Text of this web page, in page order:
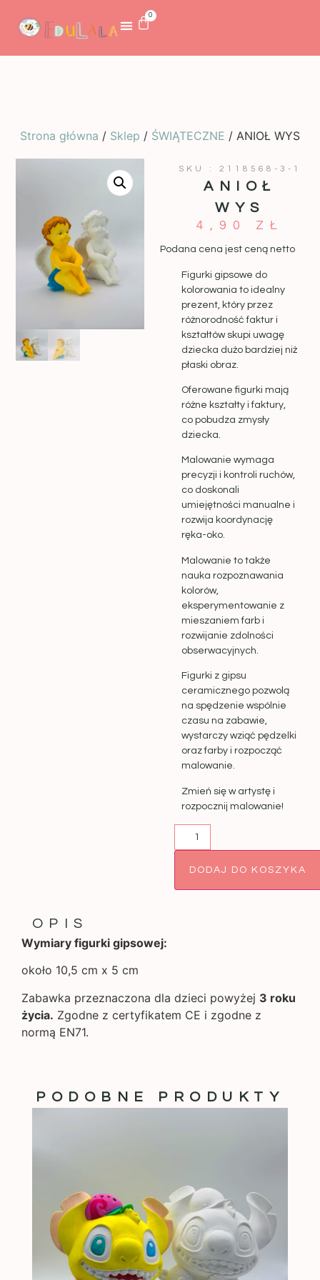
0
Strona główna / Sklep / ŚWIĄTECZNE / ANIOŁ WYS
SKU : 2118568-3-1
ANIOŁ
WYS
4,90 ZŁ
Podana cena jest ceną netto
Figurki gipsowe do
kolorowania to idealny
prezent, który przez
różnorodność faktur i
kształtów skupi uwagę
dziecka dużo bardziej niż
płaski obraz.
Oferowane figurki mają
różne kształty i faktury,
co pobudza zmysły
dziecka.
Malowanie wymaga
precyzji i kontroli ruchów,
co doskonali
umiejętności manualne i
rozwija koordynację
ręka-oko.
Malowanie to także
nauka rozpoznawania
kolorów,
eksperymentowanie z
mieszaniem farb i
rozwijanie zdolności
obserwacyjnych.
Figurki z gipsu
ceramicznego pozwolą
na spędzenie wspólnie
czasu na zabawie,
wystarczy wziąć pędzelki
oraz farby i rozpocząć
malowanie.
Zmień się w artystę i
rozpocznij malowanie!
DODAJ DO KOSZYKA
OPIS
Wymiary figurki gipsowej:
około 10,5 cm x 5 cm
Zabawka przeznaczona dla dzieci powyżej 3 roku
życia. Zgodne z certyfikatem CE i zgodne z
normą EN71.
PODOBNE PRODUKTY